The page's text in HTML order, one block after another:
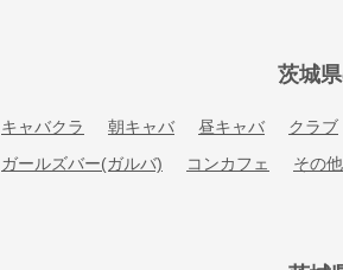
茨城
キャバクラ 朝キャバ 昼キャバ クラブ
ガールズバー(ガルバ)
コンカフェ その他